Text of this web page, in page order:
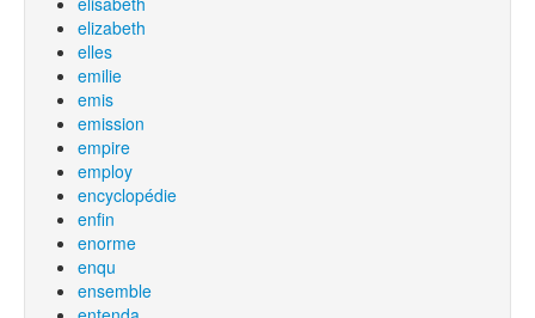
elizabeth
elles
emilie
emis
emission
empire
employ
encyclopédie
enfin
enorme
enqu
ensemble